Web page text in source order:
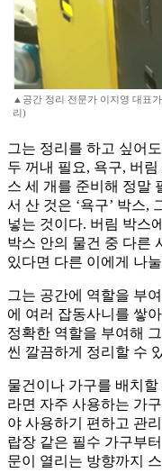
▲공간 정리 전문가 이지영 대표가
리)
그는 정리를 하고 싶어
두 꺼내 필요, 욕구, 버
스 세 개를 준비해 정말
서 산 것은 ‘욕구’ 박스,
넣는 것이다. 버림 박스
박스 안의 물건 중 다른
있다면 다른 이에게 나
그는 공간에 역할을 부
에 여러 잡동사니를 쌓
정확한 역할을 부여해
씬 깔끔하게 정리할 수
물건이나 가구를 배치할
라면 자주 사용하는 가
야 사용하기 편하고 관
랍장 같은 필수 가구부
문이 열리는 방향까지